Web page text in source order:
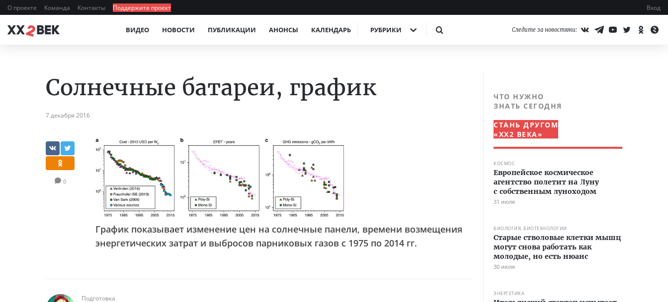
О проекте Команда Контакты Поддержите проект Вход
ВИДЕО НОВОСТИ ПУБЛИКАЦИИ АНОНСЫ КАЛЕНДАРЬ РУБРИКИ Следите за новостями:
Солнечные батареи, график
7 декабря 2016
0
График показывает изменение цен на солнечные панели, времени возмещения
энергетических затрат и выбросов парниковых газов с 1975 по 2014 гг.
Подготовка
ЧТО НУЖНО
ЗНАТЬ СЕГОДНЯ
СТАНЬ ДРУГОМ
«XX2 ВЕКА»
КОСМОС
Европейское космическое
агентство полетит на Луну
с собственным луноходом
31 июля
БИОЛОГИЯ, БИОТЕХНОЛОГИИ
Старые стволовые клетки мышц
могут снова работать как
молодые, но есть нюанс
30 июля
ЭНЕРГЕТИКА